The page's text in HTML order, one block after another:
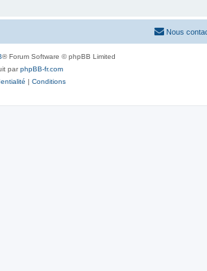
Nous
® Forum Software © phpBB Limited
parphpBB-fr.com
| Conditions